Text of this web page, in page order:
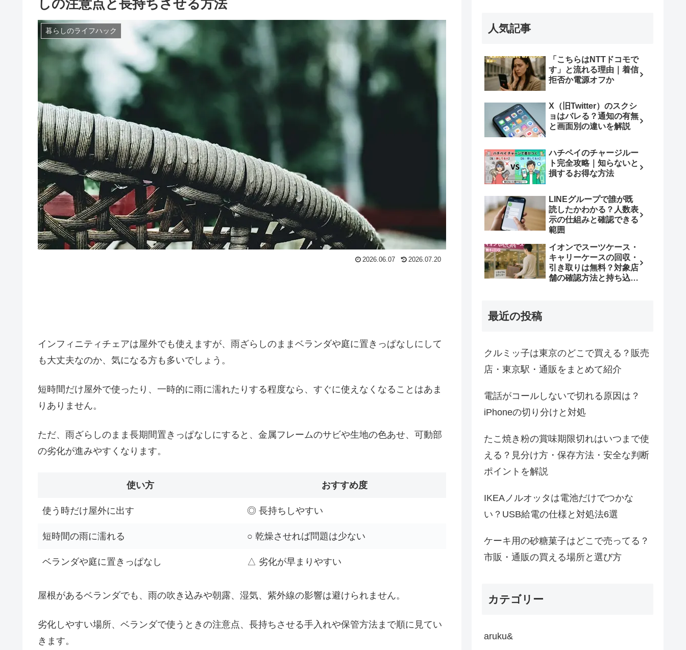
しの注意点と長持ちさせる方法
暮らしのライフハック
2026.06.07 2026.07.20
インフィニティチェアは屋外でも使えますが、雨ざらしのままベランダや庭に置きっぱなしにして
も大丈夫なのか、気になる方も多いでしょう。
短時間だけ屋外で使ったり、一時的に雨に濡れたりする程度なら、すぐに使えなくなることはあま
りありません。
ただ、雨ざらしのまま長期間置きっぱなしにすると、金属フレームのサビや生地の色あせ、可動部
の劣化が進みやすくなります。
使い方 おすすめ度
使う時だけ屋外に出す ◎ 長持ちしやすい
短時間の雨に濡れる ○ 乾燥させれば問題は少ない
ベランダや庭に置きっぱなし △ 劣化が早まりやすい
屋根があるベランダでも、雨の吹き込みや朝露、湿気、紫外線の影響は避けられません。
劣化しやすい場所、ベランダで使うときの注意点、長持ちさせる手入れや保管方法まで順に見てい
きます。
人気記事
「こちらはNTTドコモで
す」と流れる理由｜着信
拒否か電源オフか
X（旧Twitter）のスクシ
ョはバレる？通知の有無
と画面別の違いを解説
ハチペイのチャージルー
ト完全攻略｜知らないと
損するお得な方法
LINEグループで誰が既
読したかわかる？人数表
示の仕組みと確認できる
範囲
イオンでスーツケース・
キャリーケースの回収・
引き取りは無料？対象店
舗の確認方法と持ち込み
最近の投稿
クルミッ子は東京のどこで買える？販売
店・東京駅・通販をまとめて紹介
電話がコールしないで切れる原因は？
iPhoneの切り分けと対処
たこ焼き粉の賞味期限切れはいつまで使
える？見分け方・保存方法・安全な判断
ポイントを解説
IKEAノルオッタは電池だけでつかな
い？USB給電の仕様と対処法6選
ケーキ用の砂糖菓子はどこで売ってる？
市販・通販の買える場所と選び方
カテゴリー
aruku&